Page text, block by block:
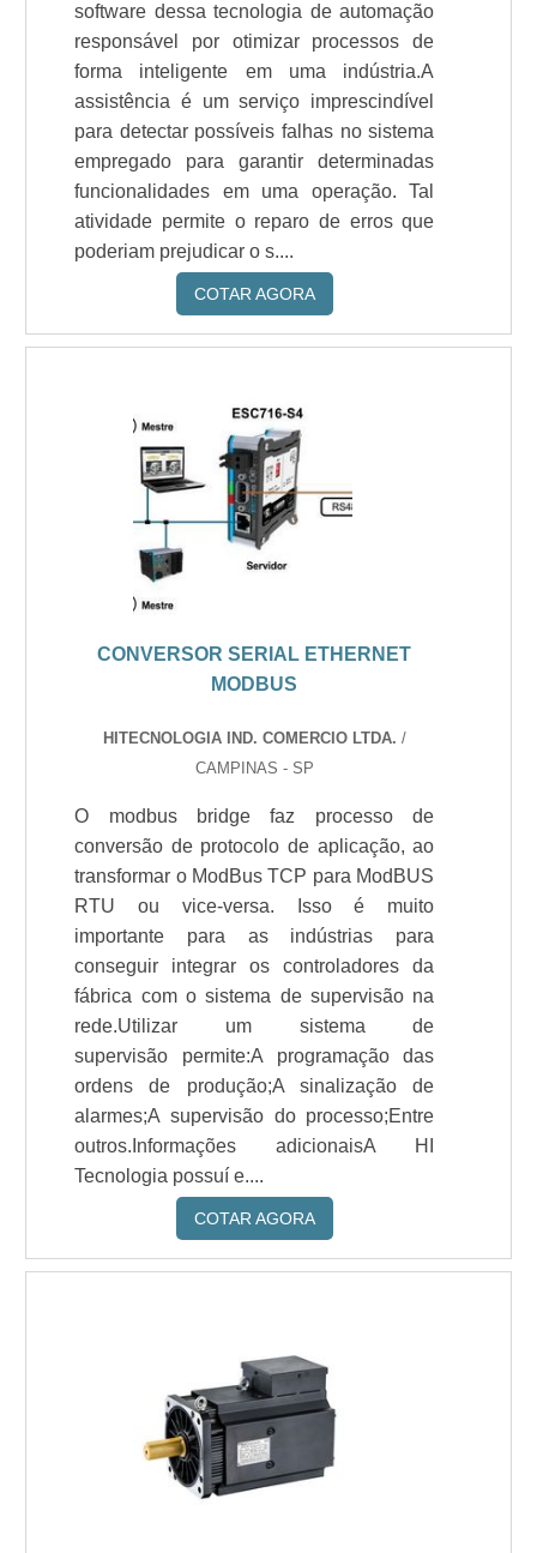
software dessa tecnologia de automação
responsável por otimizar processos de
forma inteligente em uma indústria.A
assistência é um serviço imprescindível
para detectar possíveis falhas no sistema
empregado para garantir determinadas
funcionalidades em uma operação. Tal
atividade permite o reparo de erros que
poderiam prejudicar o s....
COTAR AGORA
CONVERSOR SERIAL ETHERNET
MODBUS
HITECNOLOGIA IND. COMERCIO LTDA. /
CAMPINAS - SP
O modbus bridge faz processo de
conversão de protocolo de aplicação, ao
transformar o ModBus TCP para ModBUS
RTU ou vice-versa. Isso é muito
importante para as indústrias para
conseguir integrar os controladores da
fábrica com o sistema de supervisão na
rede.Utilizar um sistema de
supervisão permite:A programação das
ordens de produção;A sinalização de
alarmes;A supervisão do processo;Entre
outros.Informações adicionaisA HI
Tecnologia possuí e....
COTAR AGORA